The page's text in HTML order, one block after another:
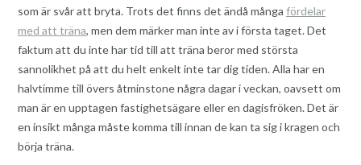
som är svår att bryta. Trots det finns det ändå många fördelar
med att träna, men dem märker man inte av i första taget. Det
faktum att du inte har tid till att träna beror med största
sannolikhet på att du helt enkelt inte tar dig tiden. Alla har en
halvtimme till övers åtminstone några dagar i veckan, oavsett om
man är en upptagen fastighetsägare eller en dagisfröken. Det är
en insikt många måste komma till innan de kan ta sig i kragen och
börja träna.